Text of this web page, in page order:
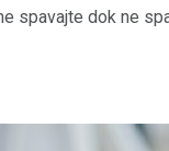
spavajte dok ne